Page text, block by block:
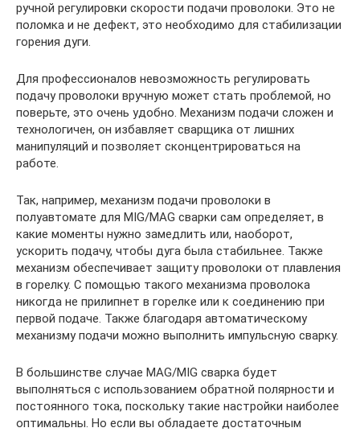
ручной регулировки скорости подачи проволоки. Это не
поломка и не дефект, это необходимо для стабилизации
горения дуги.
Для профессионалов невозможность регулировать
подачу проволоки вручную может стать проблемой, но
поверьте, это очень удобно. Механизм подачи сложен и
технологичен, он избавляет сварщика от лишних
манипуляций и позволяет сконцентрироваться на
работе.
Так, например, механизм подачи проволоки в
полуавтомате для MIG/MAG сварки сам определяет, в
какие моменты нужно замедлить или, наоборот,
ускорить подачу, чтобы дуга была стабильнее. Также
механизм обеспечивает защиту проволоки от плавления
в горелку. С помощью такого механизма проволока
никогда не прилипнет в горелке или к соединению при
первой подаче. Также благодаря автоматическому
механизму подачи можно выполнить импульсную сварку.
В большинстве случае MAG/MIG сварка будет
выполняться с использованием обратной полярности и
постоянного тока, поскольку такие настройки наиболее
оптимальны. Но если вы обладаете достаточным